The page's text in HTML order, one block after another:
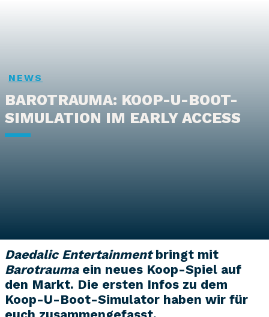
NEWS
BAROTRAUMA: KOOP-U-BOOT-
SIMULATION IM EARLY ACCESS
Daedalic Entertainmentbringt mit
Barotraumaein neues Koop-Spiel auf
den Markt. Die ersten Infos zu dem
Koop-U-Boot-Simulator haben wir für